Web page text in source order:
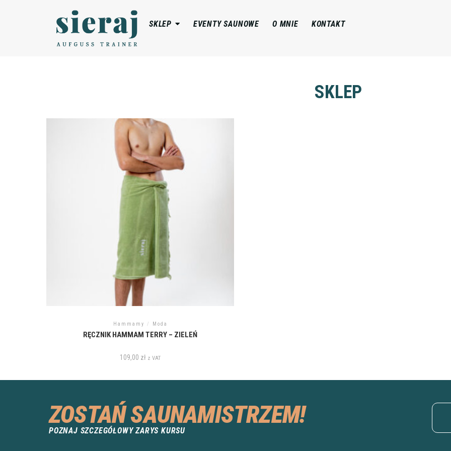
SKLEP EVENTY SAUNOWE O MNIE KONTAKT
SKLEP
Hammamy / Moda
RĘCZNIK HAMMAM TERRY – ZIELEŃ
109,00 zł z VAT
ZOSTAŃ SAUNAMISTRZEM!
POZNAJ SZCZEGÓŁOWY ZARYS KURSU